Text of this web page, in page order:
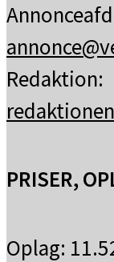
Redaktion:
PRISER,
Oplag: